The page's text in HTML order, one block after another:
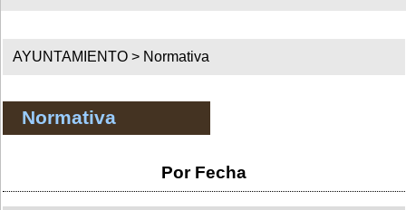
AYUNTAMIENTO > Normativa
Normativa
Por Fecha